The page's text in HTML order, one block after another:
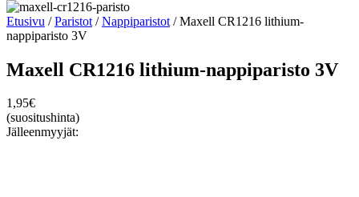
Etusivu /Paristot /Nappiparistot / Maxell CR1216 lithium-
nappiparisto 3V
Maxell CR1216 lithium-nappiparisto 3V
1,95€
(suositushinta)
Jälleenmyyjät: